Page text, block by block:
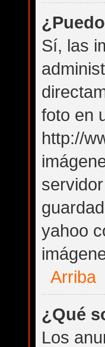
Sí, las
foto en
http://
yahoo
Arriba
¿Qué
Los